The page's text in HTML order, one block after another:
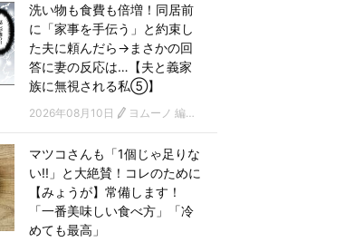
洗い物も食費も倍増！同居前
に「家事を手伝う」と約束し
た夫に頼んだら→まさかの回
答に妻の反応は…【夫と義家
族に無視される私⑤】
2026年08月10日 ヨムーノ 編集部 漫画チーム
マツコさんも「1個じゃ足りな
い!!」と大絶賛！コレのために
【みょうが】常備します！
「一番美味しい食べ方」「冷
めても最高」